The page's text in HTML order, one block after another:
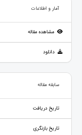
آمار و اطلاعات
مشاهده مقاله
دانلود
سابقه مقاله
تاریخ دریافت
تاریخ بازنگری